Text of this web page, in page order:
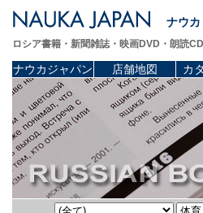
ナウ
ロシア書籍・新聞雑誌・映画DVD・朗読
ナウカジャパン 店舗地図 カ